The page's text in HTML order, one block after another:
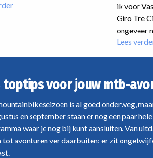
–
gravelavontuur
om
nooit
vergeten
ik voor
Giro Tre
ongeveer
Lees
toptips voor jouw mtb-
is al goed onderweg,
en september staan er nog een paar
waar je nog bij kunt aansluiten. Van
tot avonturen ver daarbuiten: er zit